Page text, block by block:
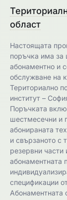
област
Настоящата
поръчка има за
абонаментно и
обслужване на
Териториално
институт –
Поръчката
шестмесечни и
абонираната
и свързаното с
резервни
абонаментната
спецификации
Абонаментната